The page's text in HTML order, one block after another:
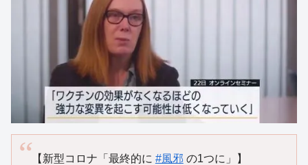
【新型コロナ「最終的に #風邪 の1つに」】